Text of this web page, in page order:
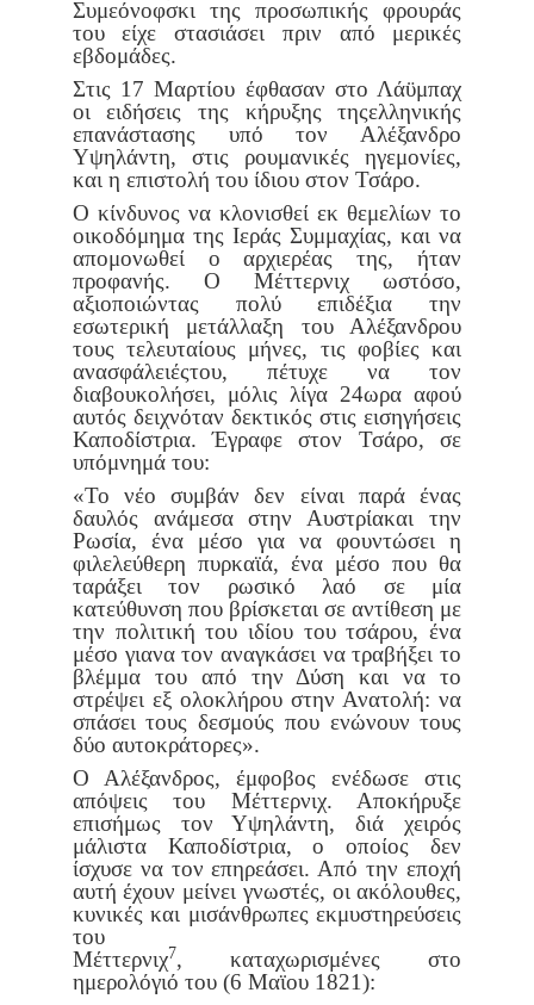
Συμεόνοφσκι της προσωπικής φρουράς
του είχε στασιάσει πριν από μερικές
εβδομάδες.
Στις 17 Μαρτίου έφθασαν στο Λάϋμπαχ
οι ειδήσεις της κήρυξης τηςελληνικής
επανάστασης υπό τον Αλέξανδρο
Υψηλάντη, στις ρουμανικές ηγεμονίες,
και η επιστολή του ίδιου στον Τσάρο.
Ο κίνδυνος να κλονισθεί εκ θεμελίων το
οικοδόμημα της Ιεράς Συμμαχίας, και να
απομονωθεί ο αρχιερέας της, ήταν
προφανής. Ο Μέττερνιχ ωστόσο,
αξιοποιώντας πολύ επιδέξια την
εσωτερική μετάλλαξη του Αλέξανδρου
τους τελευταίους μήνες, τις φοβίες και
ανασφάλειέςτου, πέτυχε να τον
διαβουκολήσει, μόλις λίγα 24ωρα αφού
αυτός δειχνόταν δεκτικός στις εισηγήσεις
Καποδίστρια. Έγραφε στον Τσάρο,σε
υπόμνημά του:
«Το νέο συμβάν δεν είναι παρά ένας
δαυλός ανάμεσα στην Αυστρίακαι την
Ρωσία, ένα μέσο για να φουντώσει η
φιλελεύθερη πυρκαϊά, ένα μέσο που θα
ταράξει τον ρωσικό λαό σε μία
κατεύθυνση που βρίσκεται σε αντίθεση με
την πολιτική του ιδίου του τσάρου, ένα
μέσο γιανα τον αναγκάσει να τραβήξει το
βλέμμα του από την Δύση και νατο
στρέψει εξ ολοκλήρου στην Ανατολή: να
σπάσει τους δεσμούς που ενώνουν τους
δύο αυτοκράτορες».
Ο Αλέξανδρος, έμφοβος ενέδωσε στις
απόψεις του Μέττερνιχ. Αποκήρυξε
επισήμως τον Υψηλάντη, διά χειρός
μάλιστα Καποδίστρια, οοποίος δεν
ίσχυσε να τον επηρεάσει. Από την εποχή
αυτή έχουν μείνει γνωστές, οι ακόλουθες,
κυνικές και μισάνθρωπες εκμυστηρεύσεις
του
Μέττερνιχ7, καταχωρισμένες στο
ημερολόγιό του (6 Μαϊου 1821):